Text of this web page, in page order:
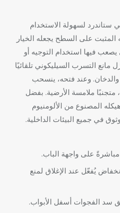
لسهولة الاستخدام
المثبت على السطح يجعله الخيار
يصعب فيها استخدام التوجيه أو
مانع التسرب السيليكوني تلقائيًا
والدخان. وعند فتحه، ينسحب
متجنبًا ملامسة الأرضية. بفضل
المصنوع من الألومنيوم
في جميع البيئات الداخلية.
على واجهة الباب.
يُفعّل عند الإغلاق لمنع
سد الفجوات أسفل الأبواب.